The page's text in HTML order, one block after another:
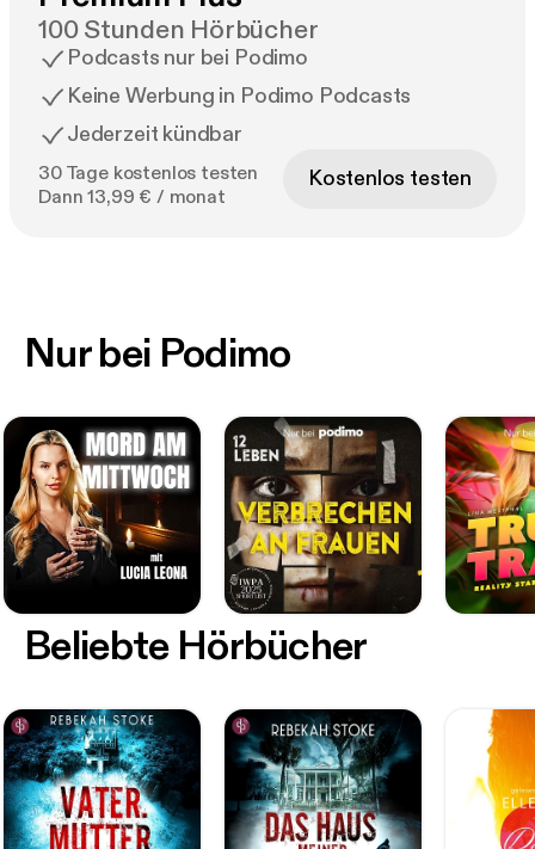
100 Stunden Hörbücher
Podcasts nur bei Podimo
Keine Werbung in Podimo Podcasts
Jederzeit kündbar
30 Tage kostenlos testen
Dann 13,99 € / monat
Kostenlos testen
Nur bei Podimo
Beliebte Hörbücher